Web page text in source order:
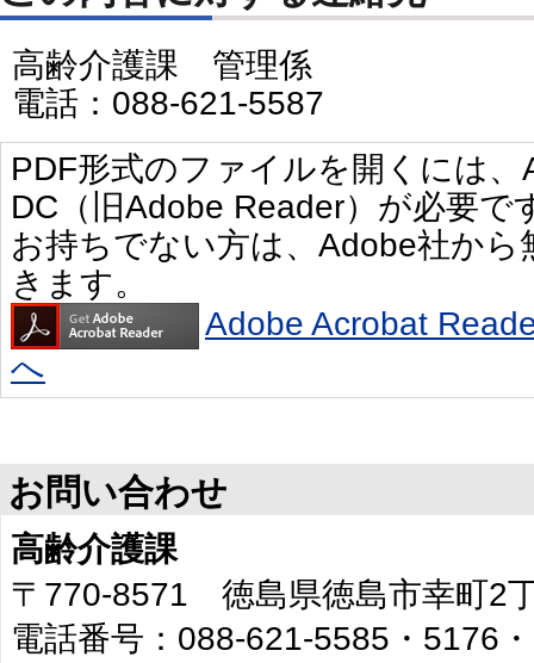
高齢介護課 管理係
電話：088-621-5587
PDF形式のファイルを開くには
DC（旧Adobe Reader）が必要で
お持ちでない方は、Adobe社か
きます。
Adobe Acrobat
へ
お問い合わせ
高齢介護課
〒770-8571 徳島県徳島市幸町2
電話番号：088-621-5585・5176